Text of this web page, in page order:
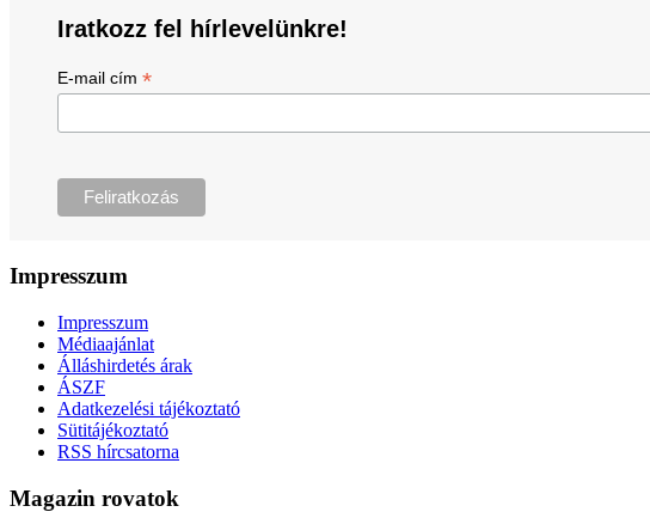
Iratkozz fel hírlevelünkre!
E-mail cím *
Impresszum
Impresszum
Médiaajánlat
Álláshirdetés árak
ÁSZF
Adatkezelési tájékoztató
Sütitájékoztató
RSS hírcsatorna
Magazin rovatok